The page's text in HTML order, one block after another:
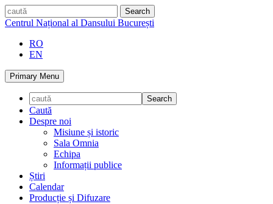
Skip
to
caută
Centrul Național al Dansului București
RO
EN
Primary Menu
Caută
Despre noi
Misiune și istoric
Sala Omnia
Echipa
Informații publice
Știri
Calendar
Producție și Difuzare